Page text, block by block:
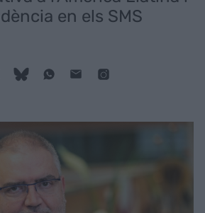
en els SMS